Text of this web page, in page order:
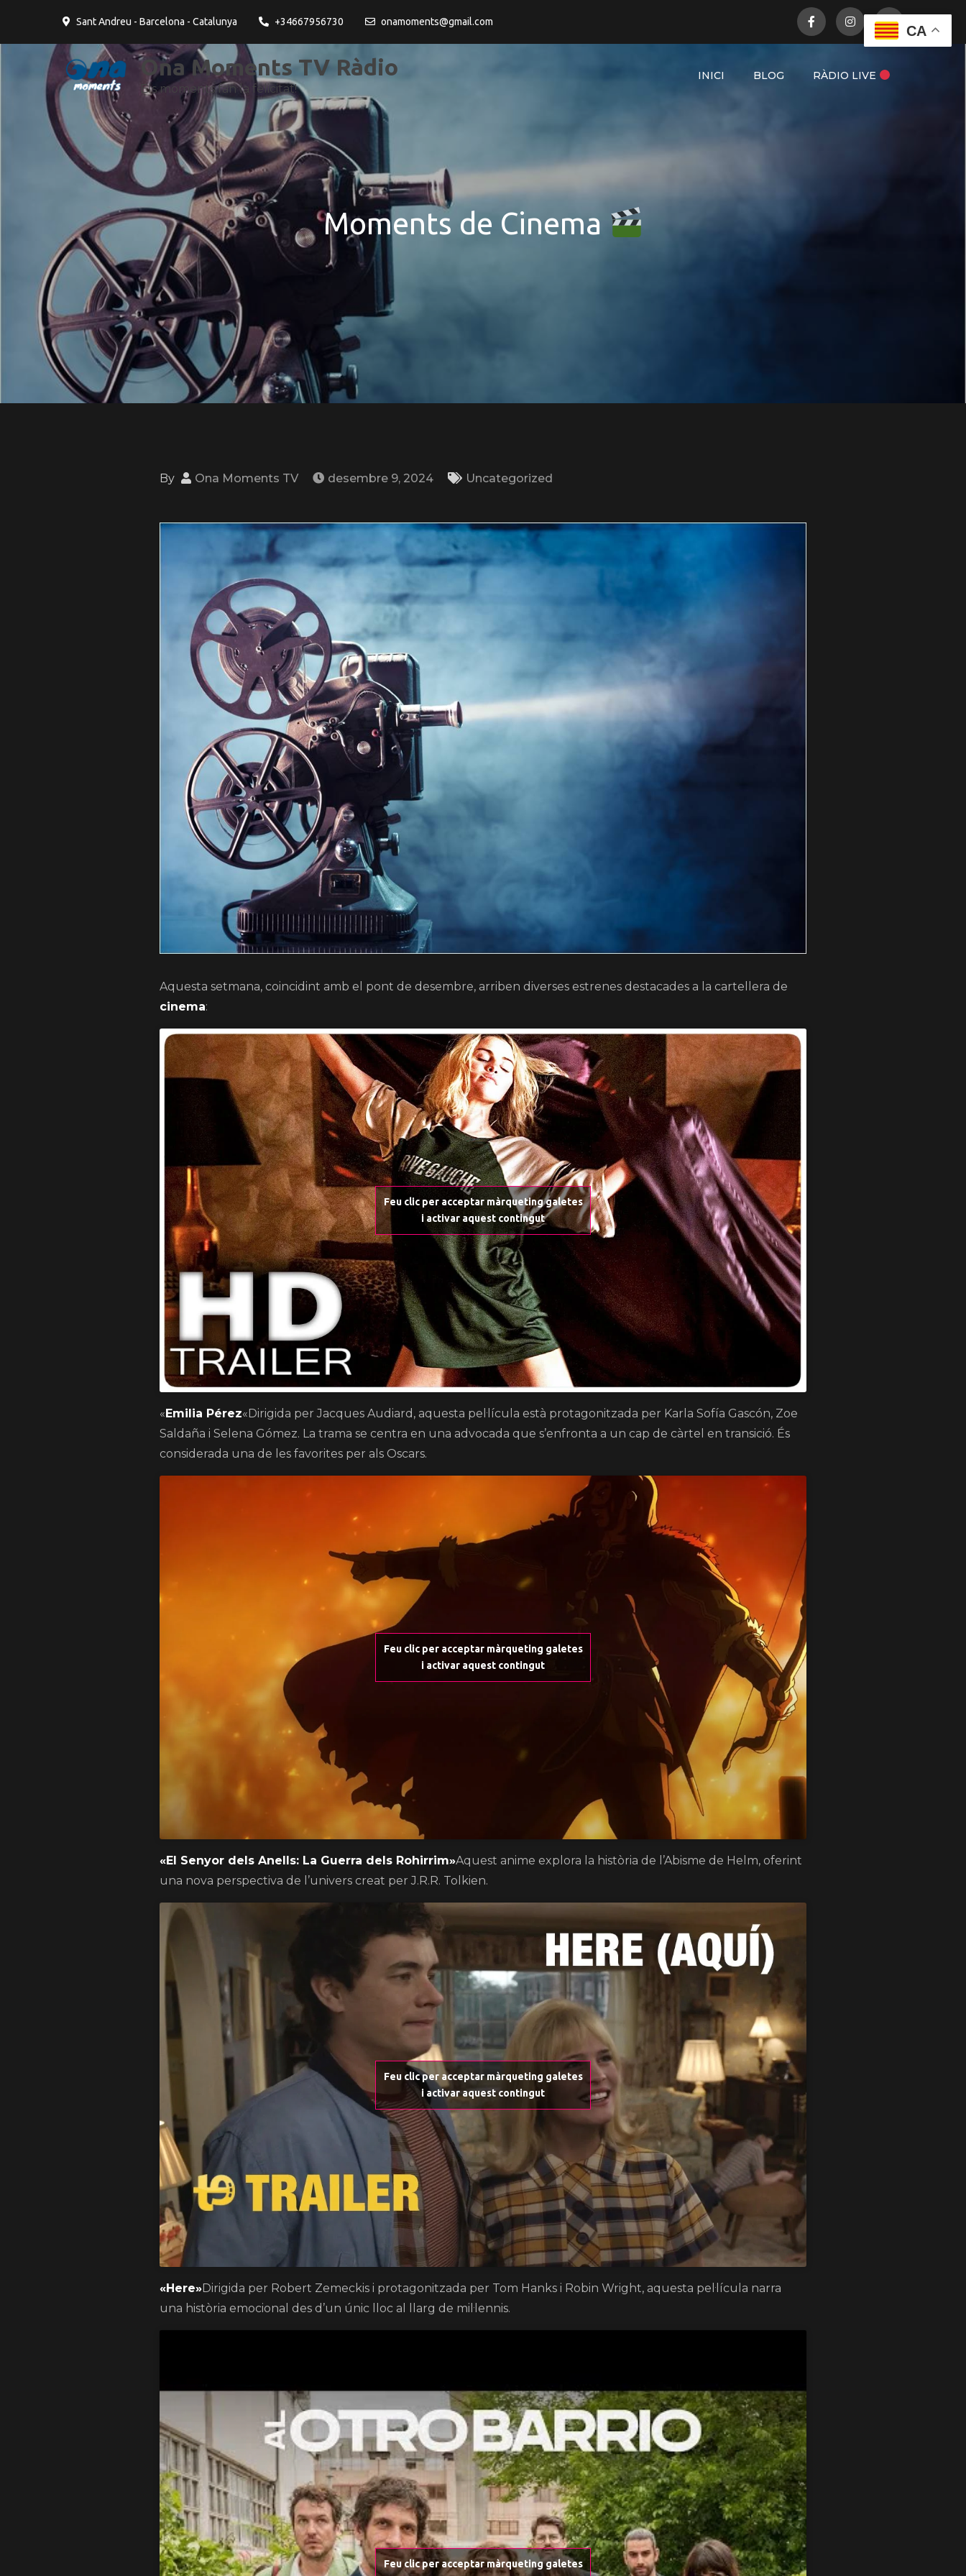
Sant Andreu - Barcelona - Catalunya +34667956730 onamoments@gmail.com
Ona Moments TV Ràdio
Els moments fan la felicitat!
INICI BLOG RÀDIO LIVE
Moments de Cinema
By Ona Moments TV desembre 9, 2024 Uncategorized
Aquesta setmana, coincidint amb el pont de desembre, arriben diverses estrenes destacades a la cartellera de
cinema:
Feu clic per acceptar màrqueting galetes
i activar aquest contingut
« Emilia Pérez«Dirigida per Jacques Audiard, aquesta pel·lícula està protagonitzada per Karla Sofía Gascón, Zoe
Saldaña i Selena Gómez. La trama se centra en una advocada que s’enfronta a un cap de càrtel en transició. És
considerada una de les favorites per als Oscars.
Feu clic per acceptar màrqueting galetes
i activar aquest contingut
«El Senyor dels Anells: La Guerra dels Rohirrim»Aquest anime explora la història de l’Abisme de Helm, oferint
una nova perspectiva de l’univers creat per J.R.R. Tolkien.
Feu clic per acceptar màrqueting galetes
i activar aquest contingut
«Here»Dirigida per Robert Zemeckis i protagonitzada per Tom Hanks i Robin Wright, aquesta pel·lícula narra
una història emocional des d’un únic lloc al llarg de mil·lennis.
Feu clic per acceptar màrqueting galetes
CA